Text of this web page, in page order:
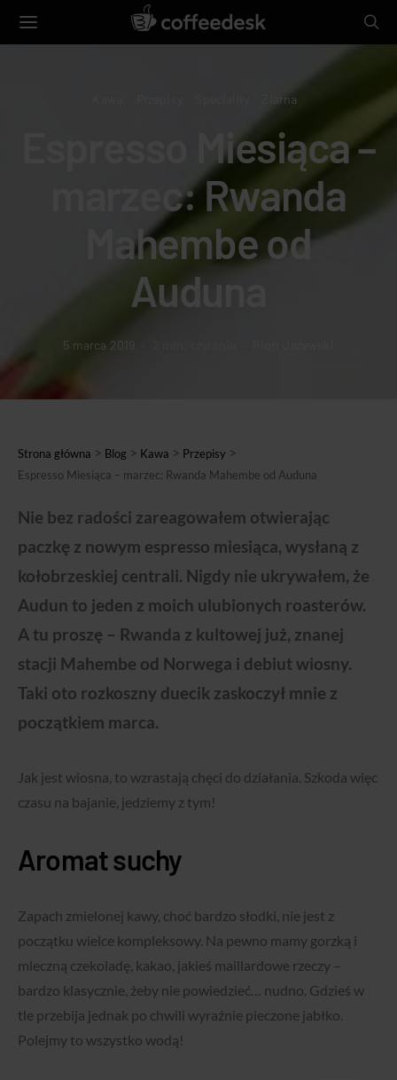
Ziarna
Espresso Miesiąca –
marzec: Rwanda
Mahembe od
Auduna
5 marca 2019
Strona główna > Blog > Kawa > Przepisy >
Espresso Miesiąca – marzec: Rwanda Mahembe od Auduna
Nie bez radości zareagowałem otwierając
paczkę z nowym espresso miesiąca, wysłaną z
kołobrzeskiej centrali. Nigdy nie ukrywałem, że
Audun to jeden z moich ulubionych roasterów.
A tu proszę – Rwanda z kultowej już, znanej
stacji Mahembe od Norwega i debiut wiosny.
Taki oto rozkoszny duecik zaskoczył mnie z
początkiem marca.
Jak jest wiosna, to wzrastają chęci do działania. Szkoda więc
czasu na bajanie, jedziemy z tym!
Aromat suchy
Zapach zmielonej kawy, choć bardzo słodki, nie jest z
początku wielce kompleksowy. Na pewno mamy gorzką i
mleczną czekoladę, kakao, jakieś maillardowe rzeczy –
bardzo klasycznie, żeby nie powiedzieć… nudno. Gdzieś w
tle przebija jednak po chwili wyraźnie pieczone jabłko.
Polejmy to wszystko wodą!